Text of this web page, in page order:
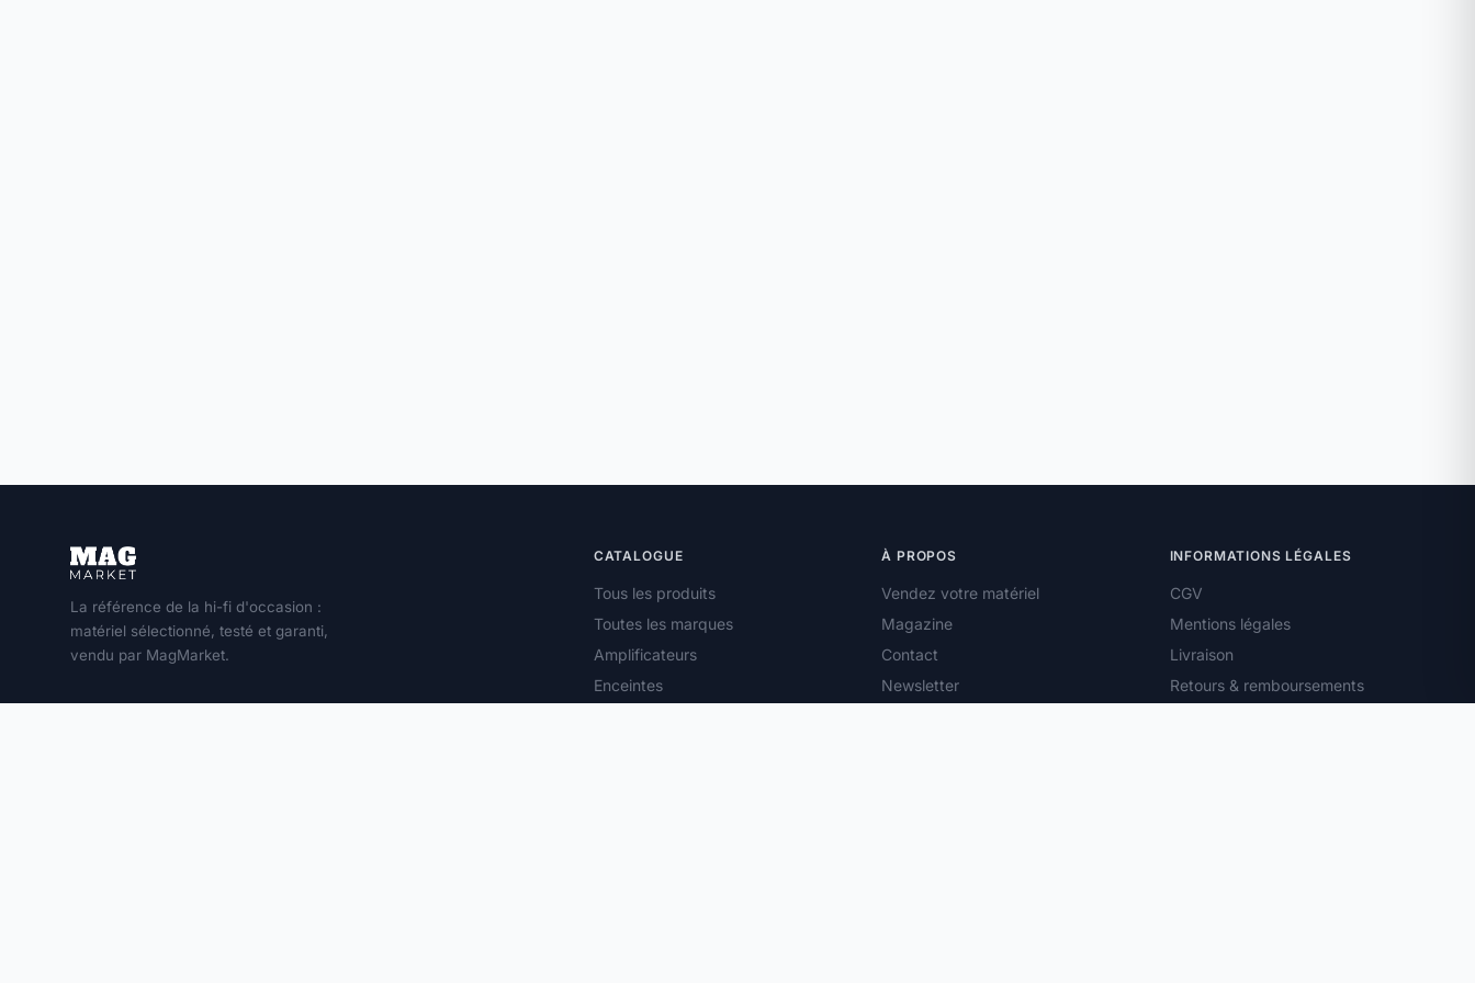
La référence de la hi-fi d'occasion :
matériel sélectionné, testé et garanti,
vendu par MagMarket.
CATALOGUE
Tous les produits
Toutes les marques
Amplificateurs
Enceintes
À PROPOS
Vendez votre matériel
Magazine
Contact
Newsletter
INFORMATIONS LÉGALES
CGV
Mentions légales
Livraison
Retours & remboursements